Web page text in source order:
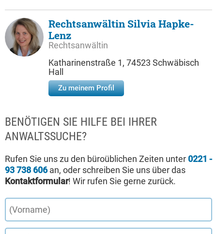
Rechtsanwältin Silvia Hapke-
Lenz
Rechtsanwältin
Katharinenstraße 1, 74523 Schwäbisch
Hall
Zu meinem Profil
BENÖTIGEN SIE HILFE BEI IHRER
ANWALTSSUCHE?
Rufen Sie uns zu den büroüblichen Zeiten unter 0221 -
93 738 606an, oder schreiben Sie uns über das
Kontaktformular! Wir rufen Sie gerne zurück.